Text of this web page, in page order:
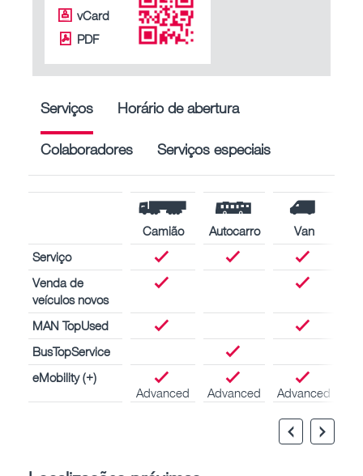
vCard
PDF
Serviços Horário de abertura
Colaboradores Serviços especiais
Camião Autocarro
Van
Serviço
Venda de
veículos novos
MAN TopUsed
BusTopService
eMobility (+)
Advanced
Advanced Advanced